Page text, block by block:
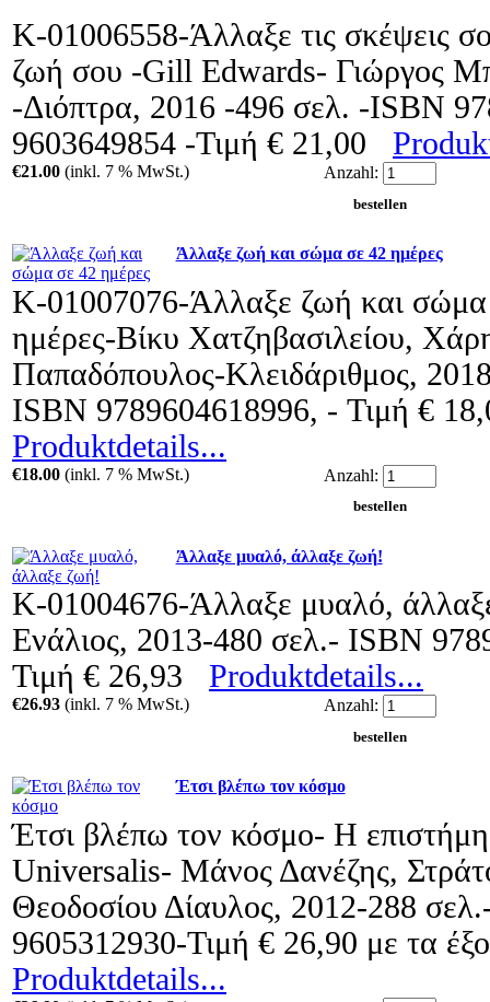
Κ-01006558-Άλλαξε τις σκέψεις
ζωή σου -Gill Edwards- Γιώργος
-Διόπτρα, 2016 -496 σελ. -ISBN
9603649854 -Τιμή € 21,00
€21.00 (inkl. 7 % MwSt.) Anzahl:
Άλλαξε ζωή και σώμα σε 42 ημέρες
Κ-01007076-Άλλαξε ζωή και
ημέρες-Βίκυ Χατζηβασιλείου,
Παπαδόπουλος-Κλειδάριθμος,
ISBN 9789604618996, - Τιμή €
Produktdetails...
€18.00 (inkl. 7 % MwSt.) Anzahl:
Άλλαξε μυαλό, άλλαξε ζωή!
Κ-01004676-Άλλαξε μυαλό,
Ενάλιος, 2013-480 σελ.- ISBN
Τιμή € 26,93 Produktdetails...
€26.93 (inkl. 7 % MwSt.) Anzahl:
Έτσι βλέπω τον κόσμο
Έτσι βλέπω τον κόσμο- Η
Universalis- Μάνος Δανέζης,
Θεοδοσίου Δίαυλος, 2012-288
9605312930-Τιμή € 26,90 με τα
Produktdetails...